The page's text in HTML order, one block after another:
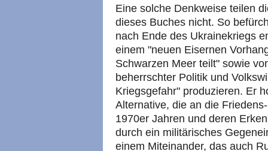
Eine solche Denkweise teilen
dieses Buches nicht. So
nach Ende des Ukrainekriegs
einem "neuen Eisernen
Schwarzen Meer teilt" sowie
beherrschter Politik und
Kriegsgefahr" produzieren. Er
Alternative, die an die
1970er Jahren und deren
durch ein militärisches
einem Miteinander, das auch